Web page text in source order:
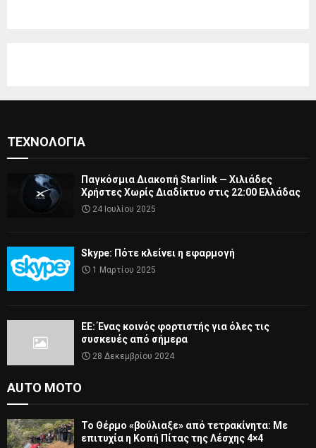
ΤΕΧΝΟΛΟΓΊΑ
Παγκόσμια Διακοπή Starlink — Χιλιάδες
Χρήστες Χωρίς Διαδίκτυο στις 22:00 Ελλάδας
24 Ιουλίου 2025
Skype: Πότε κλείνει η εφαρμογή
1 Μαρτίου 2025
ΕΕ: Ένας κοινός φορτιστής για όλες τις
συσκευές από σήμερα
28 Δεκεμβρίου 2024
AUTO MOTO
Το Θέρμο «βούλιαξε» από τετρακίνητα: Με
επιτυχία η Κοπή Πίτας της Λέσχης 4×4